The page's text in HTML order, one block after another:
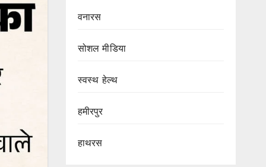
वनारस
सोशल मीडिया
स्वस्थ हेल्थ
हमीरपुर
हाथरस